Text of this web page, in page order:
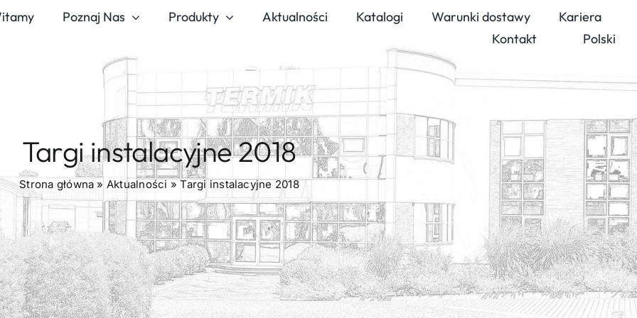
Poznaj Nas Produkty Aktualności Katalogi Warunki dostawy
Kariera
Kontakt
Polski
Targi instalacyjne 2018
Strona główna » Aktualności»Targi instalacyjne 2018